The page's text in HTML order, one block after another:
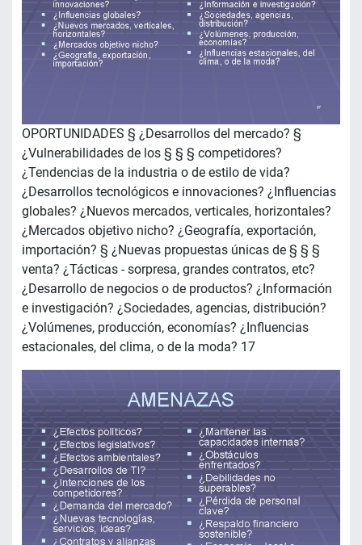
OPORTUNIDADES § ¿Desarrollos del mercado? §
¿Vulnerabilidades de los § § § competidores?
¿Tendencias de la industria o de estilo de vida?
¿Desarrollos tecnológicos e innovaciones? ¿Influencias
globales? ¿Nuevos mercados, verticales, horizontales?
¿Mercados objetivo nicho? ¿Geografía, exportación,
importación? § ¿Nuevas propuestas únicas de § § §
venta? ¿Tácticas - sorpresa, grandes contratos, etc?
¿Desarrollo de negocios o de productos? ¿Información
e investigación? ¿Sociedades, agencias, distribución?
¿Volúmenes, producción, economías? ¿Influencias
estacionales, del clima, o de la moda? 17